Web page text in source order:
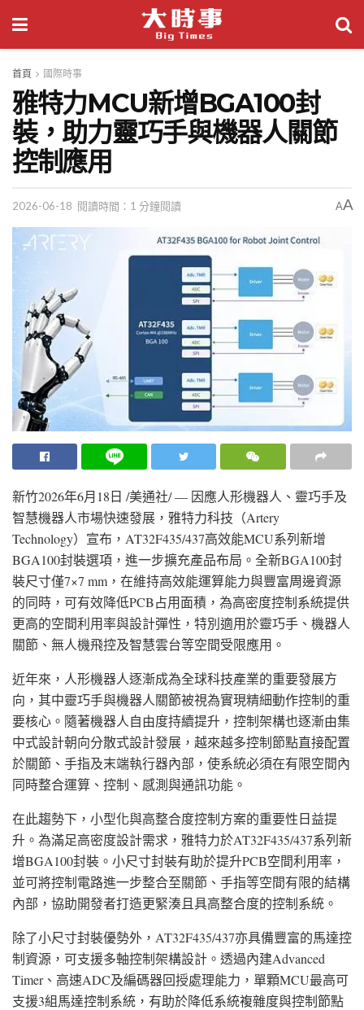
首頁 國際時事
雅特力MCU新增BGA100封
裝，助力靈巧手與機器人關節
控制應用
2026-06-18 閱讀時間：1 分鐘閱讀 AA
新竹2026年6月18日 /美通社/ — 因應人形機器人、靈巧手及
智慧機器人市場快速發展，雅特力科技（Artery
Technology）宣布，AT32F435/437高效能MCU系列新增
BGA100封裝選項，進一步擴充產品布局。全新BGA100封
裝尺寸僅7×7 mm，在維持高效能運算能力與豐富周邊資源
的同時，可有效降低PCB占用面積，為高密度控制系統提供
更高的空間利用率與設計彈性，特別適用於靈巧手、機器人
關節、無人機飛控及智慧雲台等空間受限應用。
近年來，人形機器人逐漸成為全球科技產業的重要發展方
向，其中靈巧手與機器人關節被視為實現精細動作控制的重
要核心。隨著機器人自由度持續提升，控制架構也逐漸由集
中式設計朝向分散式設計發展，越來越多控制節點直接配置
於關節、手指及末端執行器內部，使系統必須在有限空間內
同時整合運算、控制、感測與通訊功能。
在此趨勢下，小型化與高整合度控制方案的重要性日益提
升。為滿足高密度設計需求，雅特力於AT32F435/437系列新
增BGA100封裝。小尺寸封裝有助於提升PCB空間利用率，
並可將控制電路進一步整合至關節、手指等空間有限的結構
內部，協助開發者打造更緊湊且具高整合度的控制系統。
除了小尺寸封裝優勢外，AT32F435/437亦具備豐富的馬達控
制資源，可支援多軸控制架構設計。透過內建Advanced
Timer、高速ADC及編碼器回授處理能力，單顆MCU最高可
支援3組馬達控制系統，有助於降低系統複雜度與控制節點